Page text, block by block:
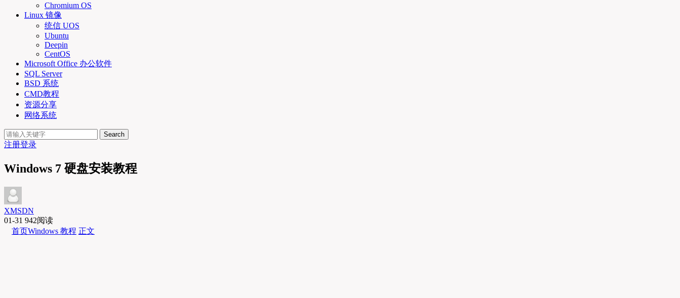
Chromium OS
Linux 镜像
统信 UOS
Ubuntu
Deepin
CentOS
Microsoft Office 办公软件
SQL Server
BSD 系统
CMD教程
资源分享
网络系统
Search
注册登录
Windows 7 硬盘安装教程
XMSDN
01-31 942阅读
首页Windows 教程 正文